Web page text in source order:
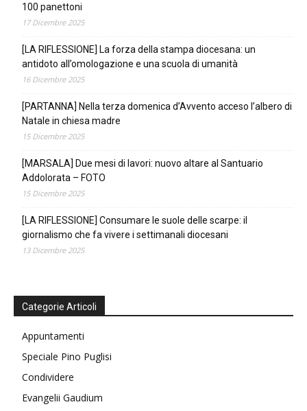
100 panettoni
17 Dicembre 2025
[LA RIFLESSIONE] La forza della stampa diocesana: un
antidoto all’omologazione e una scuola di umanità
16 Dicembre 2025
[PARTANNA] Nella terza domenica d’Avvento acceso l’albero di
Natale in chiesa madre
15 Dicembre 2025
[MARSALA] Due mesi di lavori: nuovo altare al Santuario
Addolorata – FOTO
15 Dicembre 2025
[LA RIFLESSIONE] Consumare le suole delle scarpe: il
giornalismo che fa vivere i settimanali diocesani
13 Dicembre 2025
Categorie Articoli
Appuntamenti
Speciale Pino Puglisi
Condividere
Evangelii Gaudium